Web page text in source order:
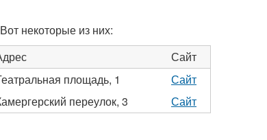
некоторые из них:
Сайт
площадь, 1
Сайт
переулок, 3 Сайт